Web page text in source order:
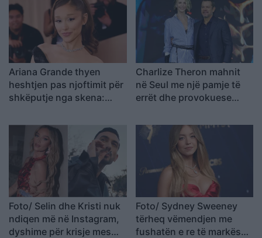
Ariana Grande thyen
heshtjen pas njoftimit për
shkëputje nga skena:
paramenduar, jo i
momentit
Charlize Theron mahnit
në Seul me një pamje të
errët dhe provokuese
“The Odyssey
Foto/ Selin dhe Kristi nuk
ndiqen më në Instagram,
dyshime për krisje mes
Foto/ Sydney Sweeney
tërheq vëmendjen me
fushatën e re të markës